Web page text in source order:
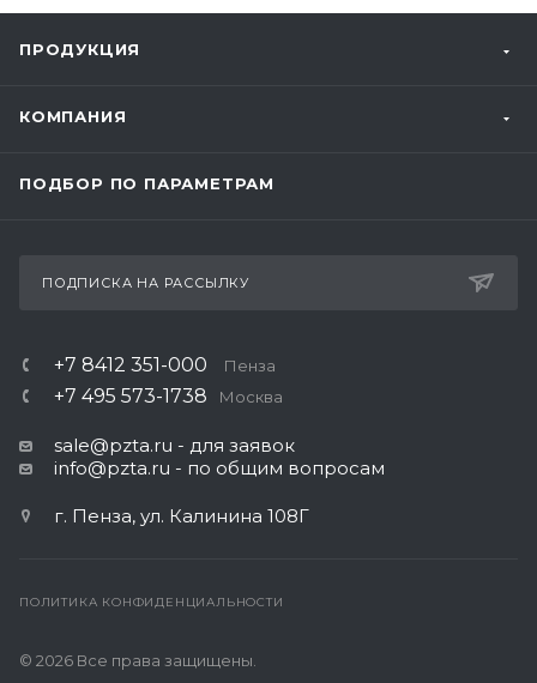
ПРОДУКЦИЯ
КОМПАНИЯ
ПОДБОР ПО ПАРАМЕТРАМ
ПОДПИСКА НА РАССЫЛКУ
+7 8412 351-000 Пенза
+7 495 573-1738 Москва
sale@pzta.ru - для заявок
info@pzta.ru - по общим вопросам
г. Пенза, ул. Калинина 108Г
ПОЛИТИКА КОНФИДЕНЦИАЛЬНОСТИ
© 2026 Все права защищены.